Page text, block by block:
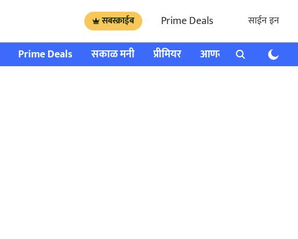
सबस्क्राईब Prime Deals साईन इन
Prime Deals सकाळ मनी प्रीमियर आणखी राशी भविष्य